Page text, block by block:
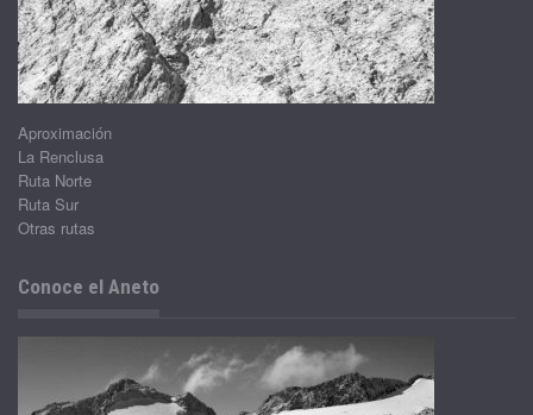
Aproximación
La Renclusa
Ruta Norte
Ruta Sur
Otras rutas
Conoce el Aneto